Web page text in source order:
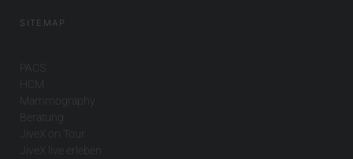
SITEMAP
PACS
HCM
Mammography
Beratung
JiveX on Tour
JiveX live erleben